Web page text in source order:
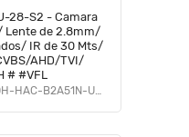
28-S2 - Camara
Lente de 2.8mm/
IR de 30 Mts/
AHD/TVI/
# #VFL
DAHUA / DHT0290094 / DH-HAC-B2A51N-U-0280B-S2